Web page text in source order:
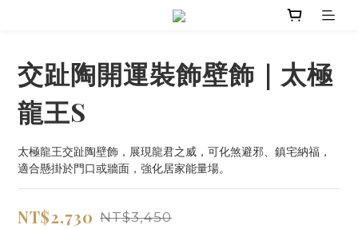
交趾陶開運裝飾壁飾｜太極
龍王S
太極龍王交趾陶壁飾，展現龍君之威，可化煞避邪、鎮宅納福，
適合懸掛於門口或牆面，強化居家能量場。
NT$2,730 NT$3,450